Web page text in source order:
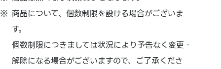
商品について、個数制限を設ける場合がございま
す。
個数制限につきましては状況により予告なく変更・
解除になる場合がございますので、ご了承くださ